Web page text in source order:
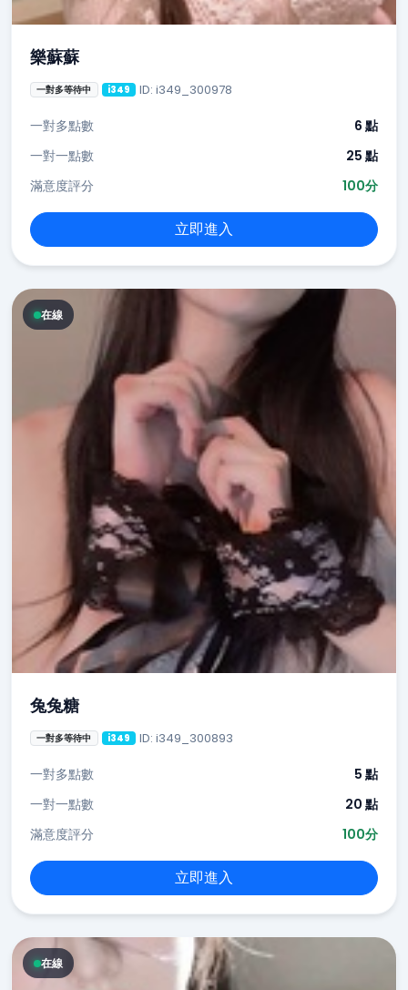
樂蘇蘇
一對多等待中 i349 ID: i349_300978
一對多點數
6 點
一對一點數
25 點
滿意度評分
100分
立即進入
在線
兔兔糖
一對多等待中 i349 ID: i349_300893
一對多點數
5 點
一對一點數
20 點
滿意度評分
100分
立即進入
在線